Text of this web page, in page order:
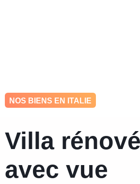
NOS BIENS EN ITALIE
Villa
avec vue